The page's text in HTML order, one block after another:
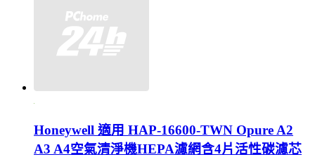
Honeywell 適用 HAP-16600-TWN Opure A2
A3 A4空氣清淨機HEPA濾網含4片活性碳濾芯